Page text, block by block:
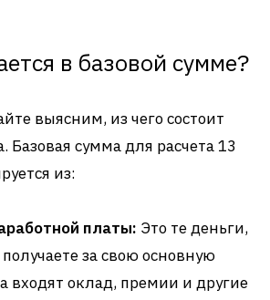
в базовой сумме?
выясним, из чего состоит
Базовая сумма для расчета 13
из:
платы: Это те деньги,
за свою основную
входят оклад, премии и другие